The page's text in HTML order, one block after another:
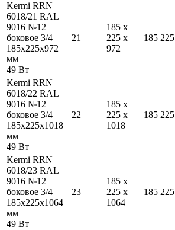
Kermi RRN
6018/21 RAL
9016 №12
боковое 3/4
185x225x972
мм
49 Вт
21
185 x
225 x
972
185 225
Kermi RRN
6018/22 RAL
9016 №12
боковое 3/4
185x225x1018
мм
49 Вт
22
185 x
225 x
1018
185 225
Kermi RRN
6018/23 RAL
9016 №12
боковое 3/4
185x225x1064
мм
49 Вт
23
185 x
225 x
1064
185 225